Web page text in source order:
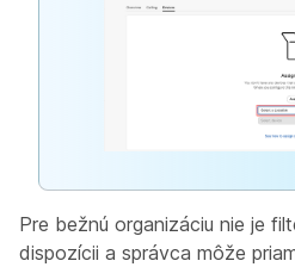
Pre bežnú organizáciu nie je
dispozícii a správca môže